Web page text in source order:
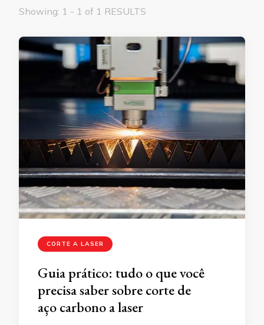
Showing: 1 - 1 of 1 RESULTS
CORTE A LASER
Guia prático: tudo o que você
precisa saber sobre corte de
aço carbono a laser